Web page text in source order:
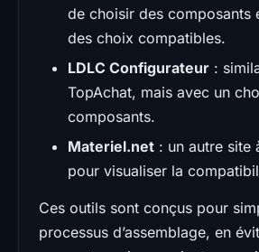
de choisir des composants
des choix compatibles.
LDLC Configurateur :
TopAchat, mais avec un
composants.
Materiel.net : un autre site
pour visualiser la
Ces outils sont conçus pour
processus d’assemblage, en